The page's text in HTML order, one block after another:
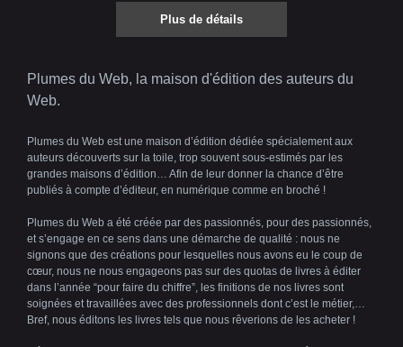
Plus de détails
Plumes du Web, la maison d'édition des auteurs du
Web.
Plumes du Web est une maison d’édition dédiée spécialement aux
auteurs découverts sur la toile, trop souvent sous-estimés par les
grandes maisons d’édition… Afin de leur donner la chance d’être
publiés à compte d’éditeur, en numérique comme en broché !
Plumes du Web a été créée par des passionnés, pour des passionnés,
et s’engage en ce sens dans une démarche de qualité : nous ne
signons que des créations pour lesquelles nous avons eu le coup de
cœur, nous ne nous engageons pas sur des quotas de livres à éditer
dans l’année “pour faire du chiffre”, les finitions de nos livres sont
soignées et travaillées avec des professionnels dont c’est le métier,…
Bref, nous éditons les livres tels que nous rêverions de les acheter !